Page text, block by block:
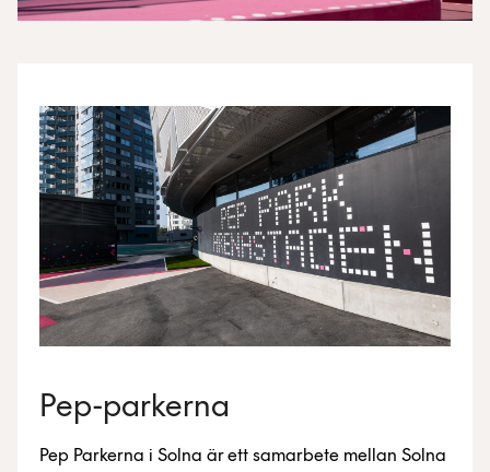
Pep-parkerna
Pep Parkerna i Solna är ett samarbete mellan Solna